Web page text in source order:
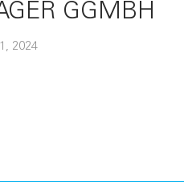
GGMBH
2024